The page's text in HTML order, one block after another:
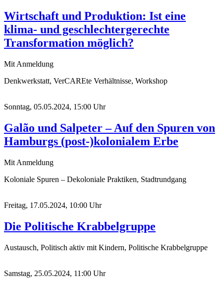
Wirtschaft und Produktion: Ist eine
klima- und geschlechtergerechte
Transformation möglich?
Mit Anmeldung
Denkwerkstatt, VerCAREte Verhältnisse, Workshop
Sonntag, 05.05.2024, 15:00 Uhr
Galão und Salpeter – Auf den Spuren von
Hamburgs (post-)kolonialem Erbe
Mit Anmeldung
Koloniale Spuren – Dekoloniale Praktiken, Stadtrundgang
Freitag, 17.05.2024, 10:00 Uhr
Die Politische Krabbelgruppe
Austausch, Politisch aktiv mit Kindern, Politische Krabbelgruppe
Samstag, 25.05.2024, 11:00 Uhr